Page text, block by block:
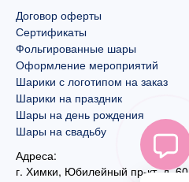
Договор оферты
Сертификаты
Фольгированные шары
Оформление мероприятий
Шарики с логотипом на заказ
Шарики на праздник
Шары на день рождения
Шары на свадьбу
Адреса:
г. Химки, Юбилейный пр-кт, д. 60